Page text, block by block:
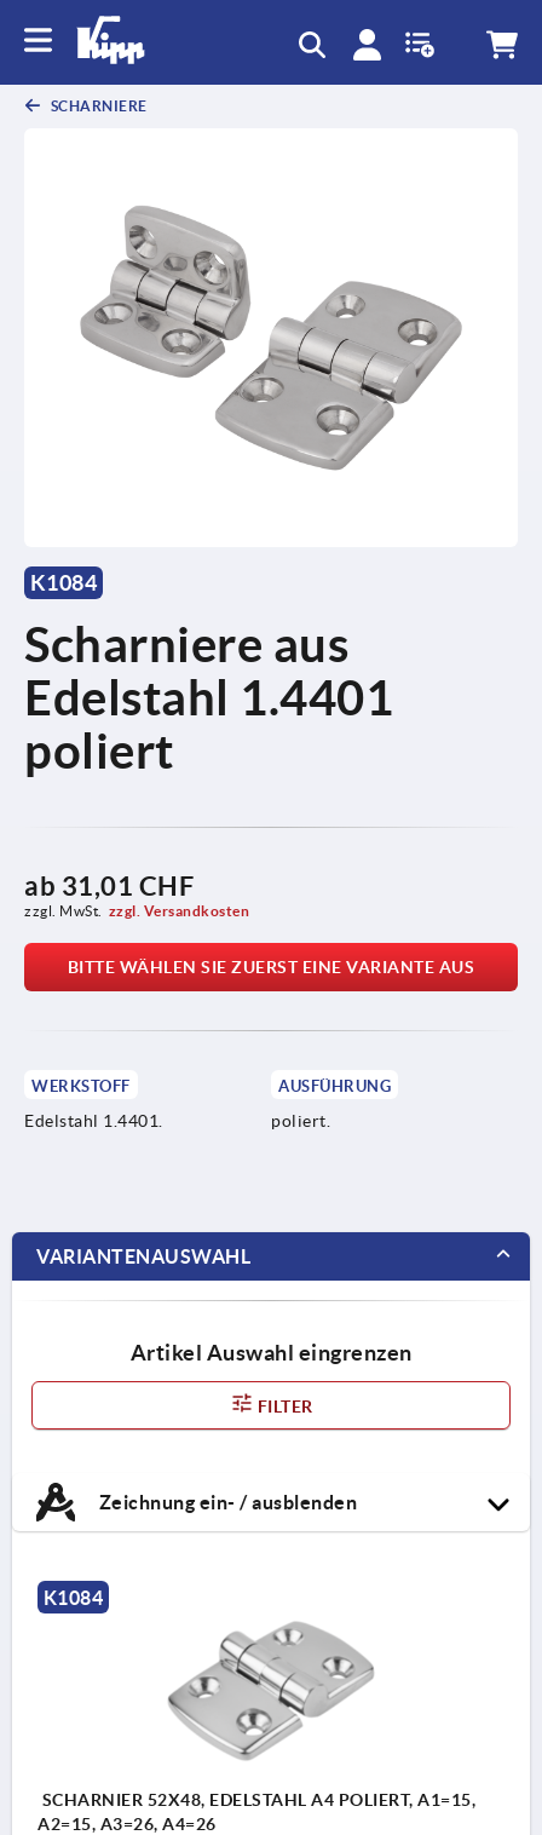
SCHARNIERE
K1084
Scharniere aus
Edelstahl 1.4401
poliert
ab 31,01 CHF
zzgl. MwSt. zzgl. Versandkosten
BITTE WÄHLEN SIE ZUERST EINE VARIANTE AUS
WERKSTOFF
Edelstahl 1.4401.
AUSFÜHRUNG
poliert.
VARIANTENAUSWAHL
Artikel Auswahl eingrenzen
FILTER
Zeichnung ein- / ausblenden
K1084
SCHARNIER 52X48, EDELSTAHL A4 POLIERT, A1=15,
A2=15, A3=26, A4=26